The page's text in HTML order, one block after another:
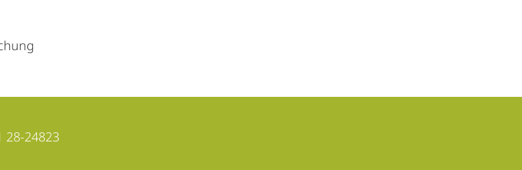
28-24823